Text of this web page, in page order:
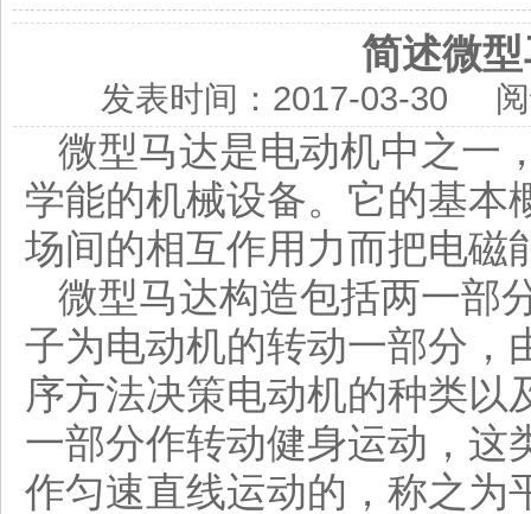
简述微
发表时间： 2017-03-30 阅
微型马达是电动机中之一
学能的机械设备。它的基本
场间的相互作用力而把电磁
微型马达构造包括两一部
子为电动机的转动一部分，
序方法决策电动机的种类以
一部分作转动健身运动，这
作匀速直线运动的，称之为